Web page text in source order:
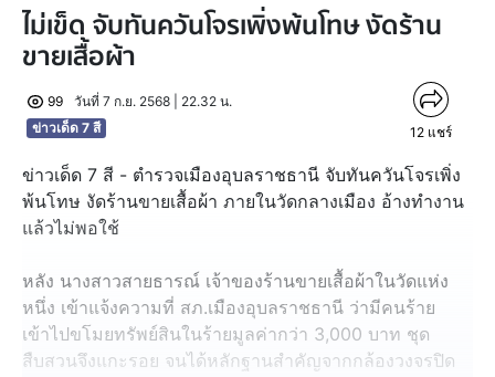
ไม่เข็ด จับทันควันโจรเพิ่งพ้นโทษ งัดร้าน
ขายเสื้อผ้า
99
วันที่ 7 ก.ย. 2568 | 22.32 น.
ข่าวเด็ด 7 สี
12 แชร์
ข่าวเด็ด 7 สี - ตำรวจเมืองอุบลราชธานี จับทันควันโจรเพิ่ง
พ้นโทษ งัดร้านขายเสื้อผ้า ภายในวัดกลางเมือง อ้างทำงาน
แล้วไม่พอใช้
หลัง นางสาวสายธารณ์ เจ้าของร้านขายเสื้อผ้าในวัดแห่ง
หนึ่ง เข้าแจ้งความที่ สภ.เมืองอุบลราชธานี ว่ามีคนร้าย
เข้าไปขโมยทรัพย์สินในร้ายมูลค่ากว่า 3,000 บาท ชุด
สืบสวนจึงแกะรอย จนได้หลักฐานสำคัญจากกล้องวงจรปิด